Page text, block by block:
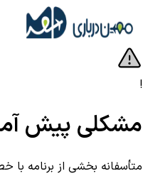
!
مشکلی پیش
متأسفانه بخشی از برنامه با